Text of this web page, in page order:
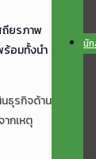
นั
ยรภาพ
ร้อมทั้งนำ
ธุรกิจด้าน
กเหตุ